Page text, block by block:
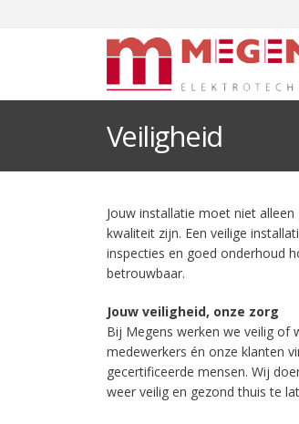
Veiligheid
Jouw installatie moet niet
kwaliteit zijn. Een veilige
inspecties en goed onderhoud
betrouwbaar.
Jouw veiligheid, onze zorg
Bij Megens werken we veilig of
medewerkers én onze klanten
gecertificeerde mensen. Wij
weer veilig en gezond thuis te